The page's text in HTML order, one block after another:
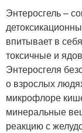
Энтеросгель –
впитывает в
токсичные и
Энтеросгеля
о взрослых
микрофлоре
минеральные
реакцию с